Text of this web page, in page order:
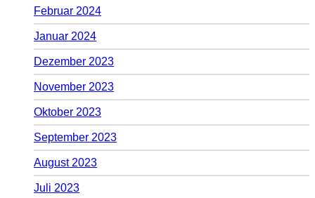
Februar 2024
Januar 2024
Dezember 2023
November 2023
Oktober 2023
September 2023
August 2023
Juli 2023